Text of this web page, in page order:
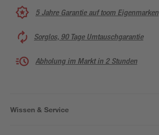
5 Jahre Garantie auf toom Eigenmarken
Sorglos, 90 Tage Umtauschgarantie
Abholung im Markt in 2 Stunden
Wissen & Service